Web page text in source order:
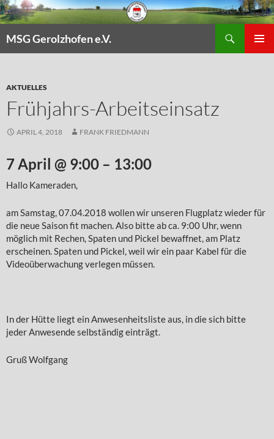
Zum
Inhalt
MSG Gerolzhofen e.V.
AKTUELLES
Frühjahrs-Arbeitseinsatz
APRIL 4, 2018 FRANK FRIEDMANN
7 April @ 9:00 – 13:00
Hallo Kameraden,
am Samstag, 07.04.2018 wollen wir unseren Flugplatz wieder für
die neue Saison fit machen. Also bitte ab ca. 9:00 Uhr, wenn
möglich mit Rechen, Spaten und Pickel bewaffnet, am Platz
erscheinen. Spaten und Pickel, weil wir ein paar Kabel für die
Videoüberwachung verlegen müssen.
In der Hütte liegt ein Anwesenheitsliste aus, in die sich bitte
jeder Anwesende selbständig einträgt.
Gruß Wolfgang